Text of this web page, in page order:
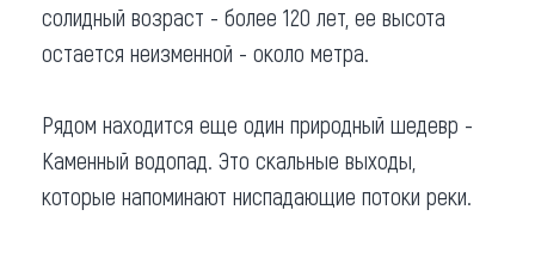
солидный возраст - более 120 лет, ее высота
остается неизменной - около метра.
Рядом находится еще один природный шедевр -
Каменный водопад. Это скальные выходы,
которые напоминают ниспадающие потоки реки.